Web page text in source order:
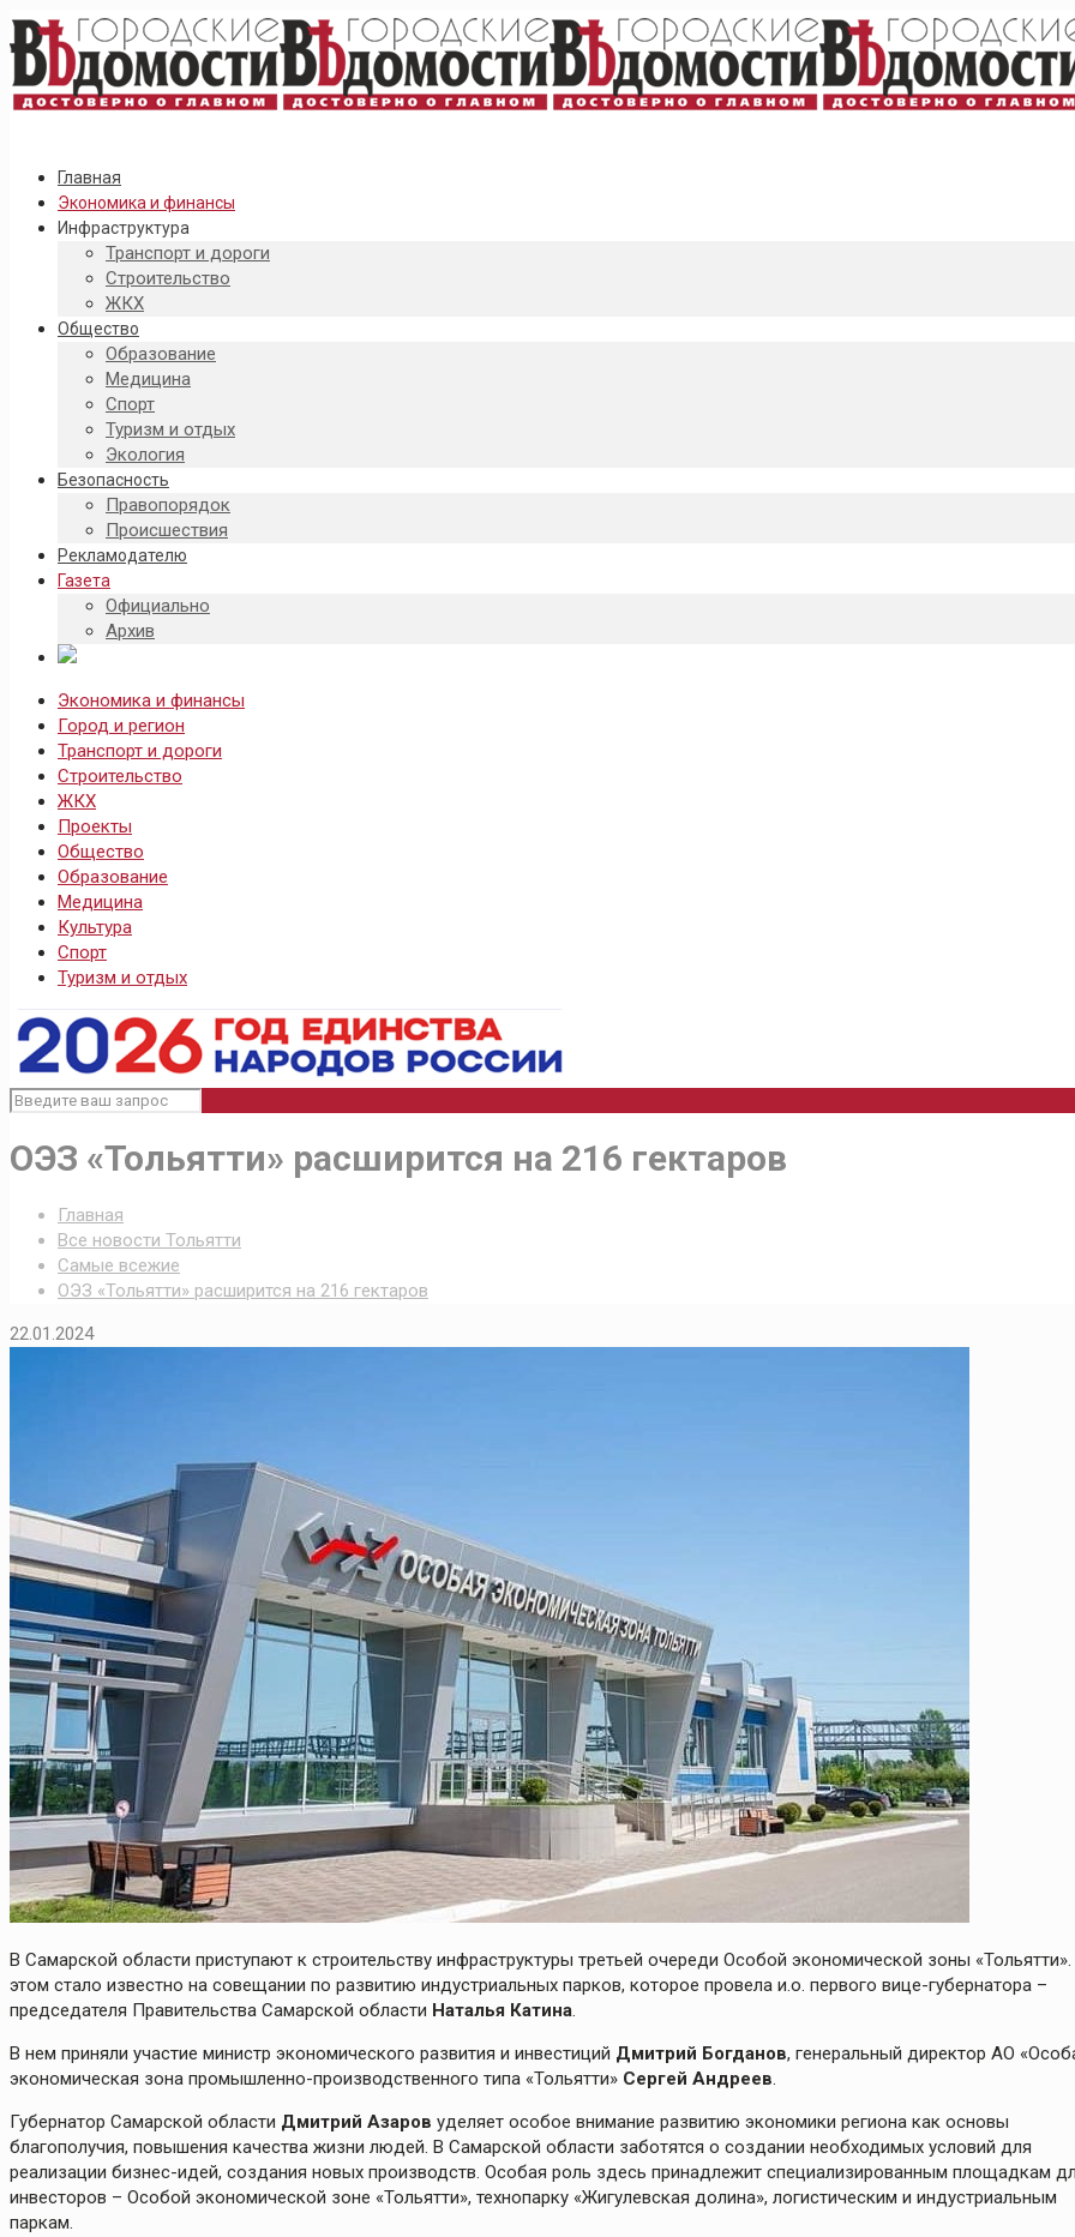
Главная
Экономика и финансы
Инфраструктура
Транспорт и дороги
Строительство
ЖКХ
Общество
Образование
Медицина
Спорт
Туризм и отдых
Экология
Безопасность
Правопорядок
Происшествия
Рекламодателю
Газета
Официально
Архив
Экономика и финансы
Город и регион
Транспорт и дороги
Строительство
ЖКХ
Проекты
Общество
Образование
Медицина
Культура
Спорт
Туризм и отдых
ОЭЗ «Тольятти» расширится на 216 гектаров
Главная
Все новости Тольятти
Самые всежие
ОЭЗ «Тольятти» расширится на 216 гектаров
22.01.2024
В Самарской области приступают к строительству инфраструктуры третьей очереди Особой экономической зоны
этом стало известно на совещании по развитию индустриальных парков, которое провела и.о. первого вице-губернатора –
председателя Правительства Самарской области Наталья Катина.
В нем приняли участие министр экономического развития и инвестиций Дмитрий Богданов, генеральный директор АО
экономическая зона промышленно-производственного типа «Тольятти» Сергей Андреев.
Губернатор Самарской области Дмитрий Азаров уделяет особое внимание развитию экономики региона как основы
благополучия, повышения качества жизни людей. В Самарской области заботятся о создании необходимых условий для
реализации бизнес-идей, создания новых производств. Особая роль здесь принадлежит специализированным площадкам
инвесторов – Особой экономической зоне «Тольятти», технопарку «Жигулевская долина», логистическим и индустриальным
паркам.